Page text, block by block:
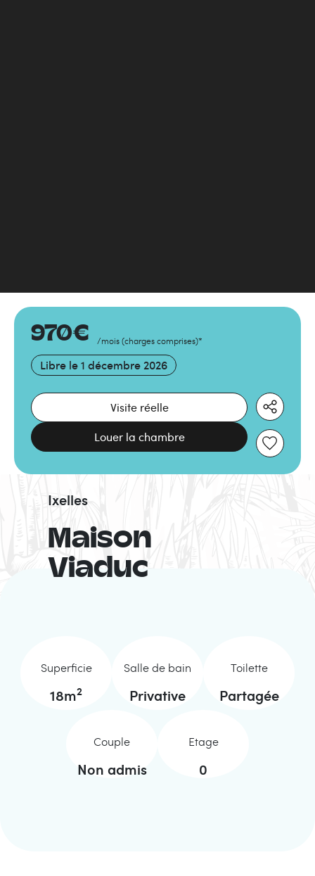
970€ /mois (charges comprises)*
Libre le 1 décembre 2026
Visite réelle
Louer la chambre
Maison
Viaduc
Ixelles
Superficie
18m2
Salle de bain
Privative
Toilette
Partagée
Couple
Non admis
Etage
0